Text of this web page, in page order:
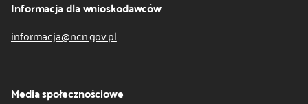
Informacja dla wnioskodawców
informacja@ncn.gov.pl
Media społecznościowe